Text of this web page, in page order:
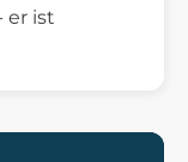
er ist